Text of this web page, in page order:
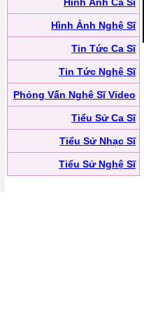
Hình Ảnh Nghệ Sĩ
Tin Tức Ca Sĩ
Tin Tức Nghệ Sĩ
Phỏng Vấn Nghệ Sĩ Video
Tiểu Sử Ca Sĩ
Tiểu Sử Nhạc Sĩ
Tiểu Sử Nghệ Sĩ